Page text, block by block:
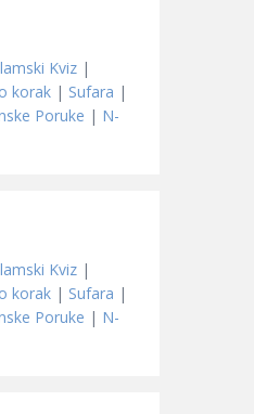
Kviz |
korak | Sufara |
Poruke | N-
Kviz |
korak | Sufara |
Poruke | N-